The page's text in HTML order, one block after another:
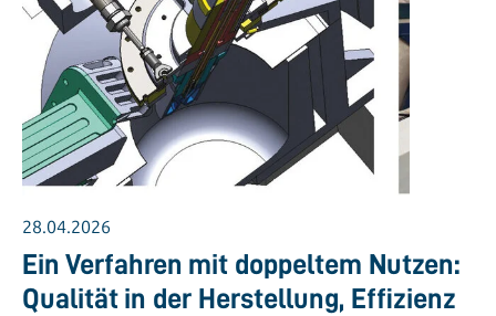
28.04.2026
Ein Verfahren mit doppeltem Nutzen:
Qualität in der Herstellung, Effizienz